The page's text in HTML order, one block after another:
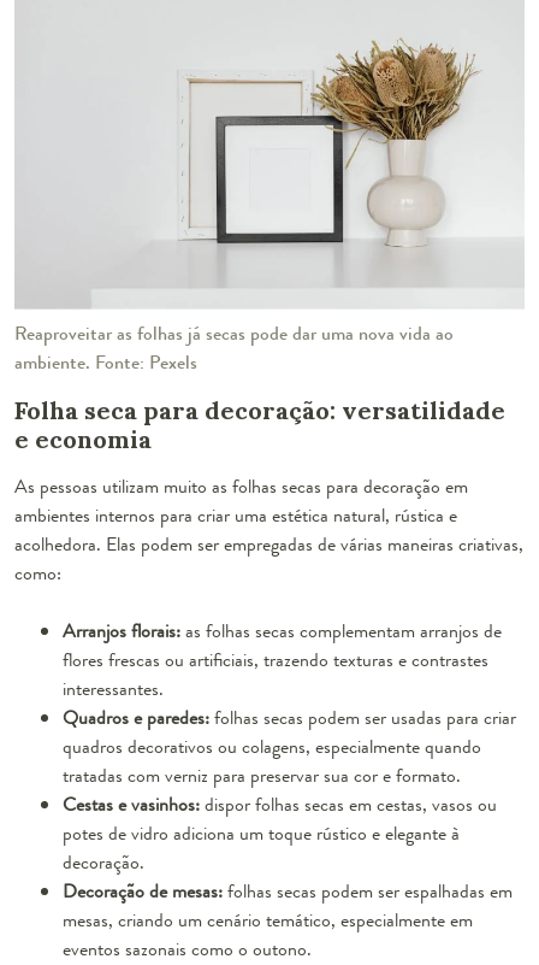
Reaproveitar as folhas já secas pode dar uma nova vida ao
ambiente. Fonte: Pexels
Folha seca para decoração: versatilidade
e economia
As pessoas utilizam muito as folhas secas para decoração em
ambientes internos para criar uma estética natural, rústica e
acolhedora. Elas podem ser empregadas de várias maneiras criativas,
como:
Arranjos florais:as folhas secas complementam arranjos de
flores frescas ou artificiais, trazendo texturas e contrastes
interessantes.
Quadros e paredes:folhas secas podem ser usadas para criar
quadros decorativos ou colagens, especialmente quando
tratadas com verniz para preservar sua cor e formato.
Cestas e vasinhos:dispor folhas secas em cestas, vasos ou
potes de vidro adiciona um toque rústico e elegante à
decoração.
Decoração de mesas:folhas secas podem ser espalhadas em
mesas, criando um cenário temático, especialmente em
eventos sazonais como o outono.